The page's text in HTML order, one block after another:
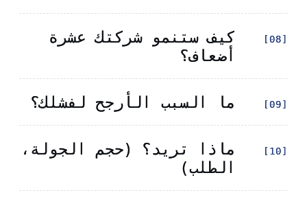
[08]
كيف ستنمو شركتك عشرة
أضعاف؟
[09] ما السبب الأرجح لفشلك؟
[10]
ماذا تريد؟ (حجم الجولة،
الطلب)
[08]
كيف ستنمو شركتك عشرة
أضعاف؟
[09] ما السبب الأرجح لفشلك؟
[10]
ماذا تريد؟ (حجم الجولة،
الطلب)